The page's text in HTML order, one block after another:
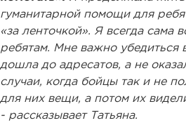
гуманитарной помощи для
«за ленточкой». Я всегда сама
ребятам. Мне важно убедиться
дошла до адресатов, а не
случаи, когда бойцы так и не
для них вещи, а потом их
- рассказывает Татьяна.